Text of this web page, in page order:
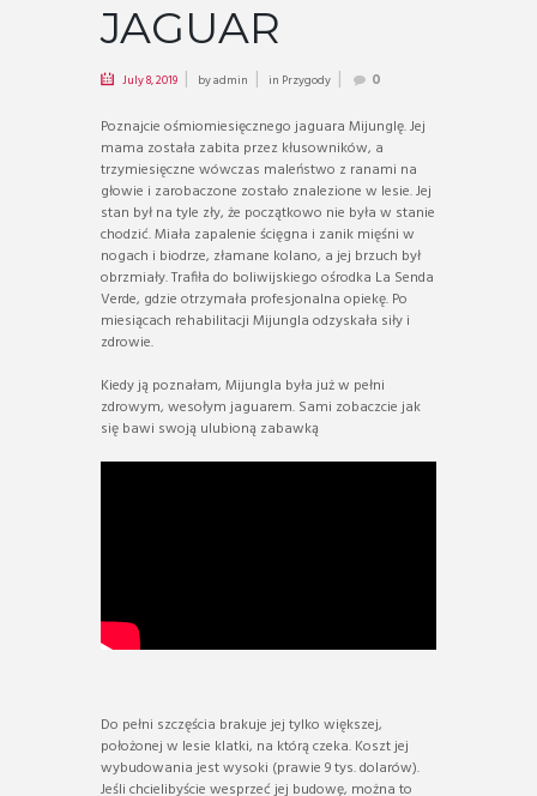
JAGUAR
July 8, 2019 byadmin in Przygody 0
Poznajcie ośmiomiesięcznego jaguara Mijunglę. Jej
mama została zabita przez kłusowników, a
trzymiesięczne wówczas maleństwo z ranami na
głowie i zarobaczone zostało znalezione w lesie. Jej
stan był na tyle zły, że początkowo nie była w stanie
chodzić. Miała zapalenie ścięgna i zanik mięśni w
nogach i biodrze, złamane kolano, a jej brzuch był
obrzmiały. Trafiła do boliwijskiego ośrodka La Senda
Verde, gdzie otrzymała profesjonalna opiekę. Po
miesiącach rehabilitacji Mijungla odzyskała siły i
zdrowie.
Kiedy ją poznałam, Mijungla była już w pełni
zdrowym, wesołym jaguarem. Sami zobaczcie jak
się bawi swoją ulubioną zabawką
Do pełni szczęścia brakuje jej tylko większej,
położonej w lesie klatki, na którą czeka. Koszt jej
wybudowania jest wysoki (prawie 9 tys. dolarów).
Jeśli chcielibyście wesprzeć jej budowę, można to